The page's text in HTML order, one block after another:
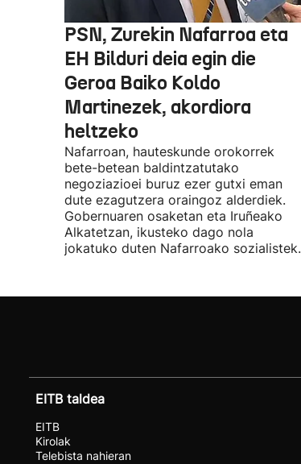
PSN, Zurekin Nafarroa eta
EH Bilduri deia egin die
Geroa Baiko Koldo
Martinezek, akordiora
heltzeko
Nafarroan, hauteskunde orokorrek
bete-betean baldintzatutako
negoziazioei buruz ezer gutxi eman
dute ezagutzera oraingoz alderdiek.
Gobernuaren osaketan eta Iruñeako
Alkatetzan, ikusteko dago nola
jokatuko duten Nafarroako sozialistek.
EITB taldea
EITB
Kirolak
Telebista nahieran